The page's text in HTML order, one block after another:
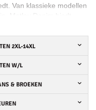
Van klassieke modellen
je er op je best uitziet en
2XL-14XL
W/L
& BROEKEN